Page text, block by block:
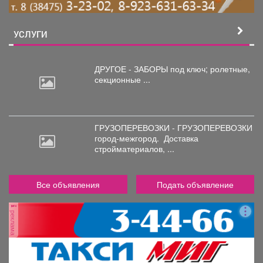
УСЛУГИ
ДРУГОЕ - ЗАБОРЫ под ключ; ролетные,
секционные ...
ГРУЗОПЕРЕВОЗКИ - ГРУЗОПЕРЕВОЗКИ
город-межгород. Доставка
стройматериалов, ...
Все объявления Подать объявление
реклама